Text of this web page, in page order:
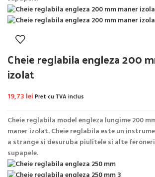
Cheie reglabila engleza 200
izolat
19,73 lei Pret cu TVA inclus
Cheie reglabila model engleza lungime 200
maner izolat. Cheie reglabila este un
a strange si desuruba piulitele si alte
supapele.